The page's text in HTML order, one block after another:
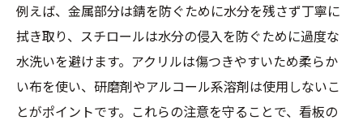
例えば、金属部分は錆を防ぐために水分を残さず丁寧に
拭き取り、スチロールは水分の侵入を防ぐために過度な
水洗いを避けます。アクリルは傷つきやすいため柔らか
い布を使い、研磨剤やアルコール系溶剤は使用しないこ
とがポイントです。これらの注意を守ることで、看板の